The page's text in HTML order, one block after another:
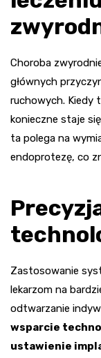
Choroba
głównych
ruchowych. Kiedy
konieczne staje
ta polega na
endoprotezę, co
Zastosowanie
lekarzom na
odtwarzanie
wsparcie
ustawienie